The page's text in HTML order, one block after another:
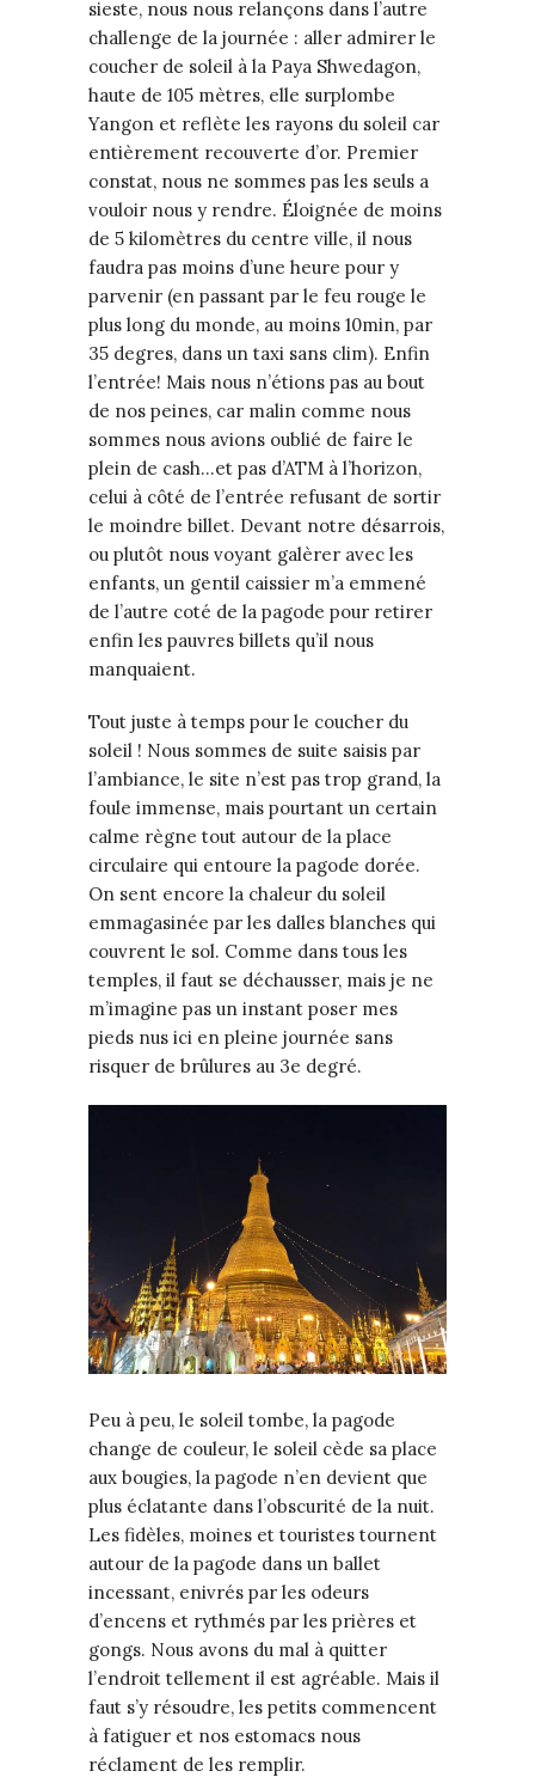
sieste, nous nous relançons dans l’autre
challenge de la journée : aller admirer le
coucher de soleil à la Paya Shwedagon,
haute de 105 mètres, elle surplombe
Yangon et reflète les rayons du soleil car
entièrement recouverte d’or. Premier
constat, nous ne sommes pas les seuls a
vouloir nous y rendre. Éloignée de moins
de 5 kilomètres du centre ville, il nous
faudra pas moins d’une heure pour y
parvenir (en passant par le feu rouge le
plus long du monde, au moins 10min, par
35 degres, dans un taxi sans clim). Enfin
l’entrée! Mais nous n’étions pas au bout
de nos peines, car malin comme nous
sommes nous avions oublié de faire le
plein de cash…et pas d’ATM à l’horizon,
celui à côté de l’entrée refusant de sortir
le moindre billet. Devant notre désarrois,
ou plutôt nous voyant galèrer avec les
enfants, un gentil caissier m’a emmené
de l’autre coté de la pagode pour retirer
enfin les pauvres billets qu’il nous
manquaient.
Tout juste à temps pour le coucher du
soleil ! Nous sommes de suite saisis par
l’ambiance, le site n’est pas trop grand, la
foule immense, mais pourtant un certain
calme règne tout autour de la place
circulaire qui entoure la pagode dorée.
On sent encore la chaleur du soleil
emmagasinée par les dalles blanches qui
couvrent le sol. Comme dans tous les
temples, il faut se déchausser, mais je ne
m’imagine pas un instant poser mes
pieds nus ici en pleine journée sans
risquer de brûlures au 3e degré.
Peu à peu, le soleil tombe, la pagode
change de couleur, le soleil cède sa place
aux bougies, la pagode n’en devient que
plus éclatante dans l’obscurité de la nuit.
Les fidèles, moines et touristes tournent
autour de la pagode dans un ballet
incessant, enivrés par les odeurs
d’encens et rythmés par les prières et
gongs. Nous avons du mal à quitter
l’endroit tellement il est agréable. Mais il
faut s’y résoudre, les petits commencent
à fatiguer et nos estomacs nous
réclament de les remplir.